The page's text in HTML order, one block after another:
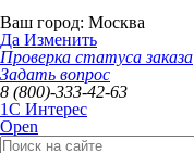
Ваш город: Москва
Да Изменить
Проверка статуса заказа
Задать вопрос
8 (800)-333-42-63
1C Интерес
Open